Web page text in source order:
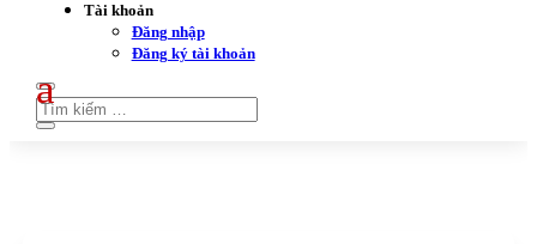
Tài khoản
Đăng nhập
Đăng ký tài khoản